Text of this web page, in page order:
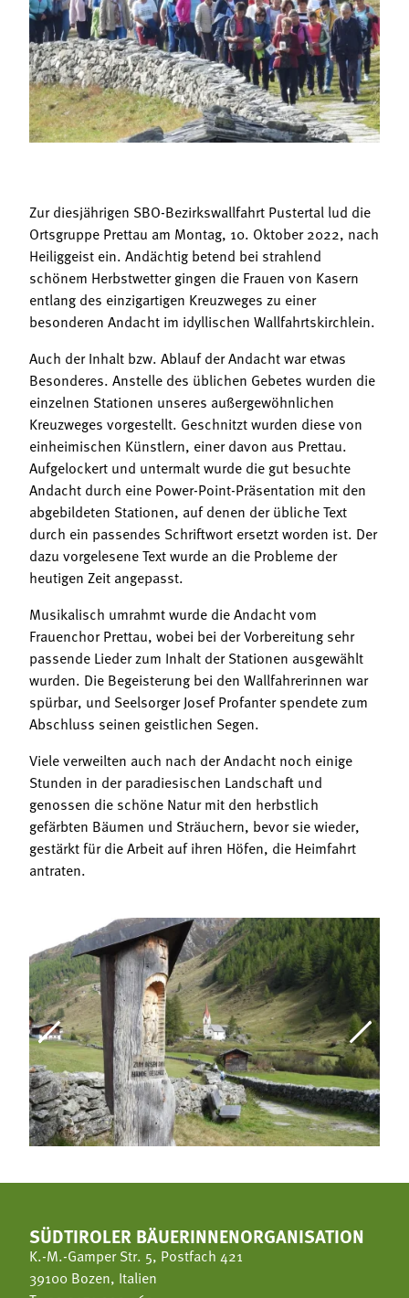
Mitgliedschaft
Landessekretariat
Bäuerliche Buffets
Hofgeschichten
Zur diesjährigen SBO-Bezirkswallfahrt Pustertal lud die
Ortsgruppe Prettau am Montag, 10. Oktober 2022, nach
Heiliggeist ein. Andächtig betend bei strahlend
schönem Herbstwetter gingen die Frauen von Kasern
entlang des einzigartigen Kreuzweges zu einer
besonderen Andacht im idyllischen Wallfahrtskirchlein.
Auch der Inhalt bzw. Ablauf der Andacht war etwas
Besonderes. Anstelle des üblichen Gebetes wurden die
einzelnen Stationen unseres außergewöhnlichen
Kreuzweges vorgestellt. Geschnitzt wurden diese von
einheimischen Künstlern, einer davon aus Prettau.
Aufgelockert und untermalt wurde die gut besuchte
Andacht durch eine Power-Point-Präsentation mit den
abgebildeten Stationen, auf denen der übliche Text
durch ein passendes Schriftwort ersetzt worden ist. Der
dazu vorgelesene Text wurde an die Probleme der
heutigen Zeit angepasst.
Musikalisch umrahmt wurde die Andacht vom
Frauenchor Prettau, wobei bei der Vorbereitung sehr
passende Lieder zum Inhalt der Stationen ausgewählt
wurden. Die Begeisterung bei den Wallfahrerinnen war
spürbar, und Seelsorger Josef Profanter spendete zum
Abschluss seinen geistlichen Segen.
Viele verweilten auch nach der Andacht noch einige
Stunden in der paradiesischen Landschaft und
genossen die schöne Natur mit den herbstlich
gefärbten Bäumen und Sträuchern, bevor sie wieder,
gestärkt für die Arbeit auf ihren Höfen, die Heimfahrt
antraten.
SÜDTIROLER BÄUERINNENORGANISATION
K.-M.-Gamper Str. 5, Postfach 421
39100 Bozen, Italien